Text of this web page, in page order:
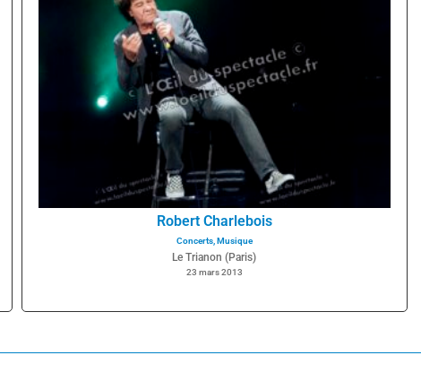
Robert Charlebois
Concerts, Musique
Le Trianon (Paris)
23 mars 2013